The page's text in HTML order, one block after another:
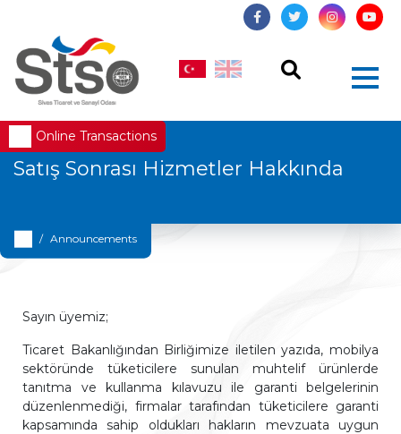
Online Transactions
Satış Sonrası Hizmetler Hakkında
Announcements
Sayın üyemiz;
Ticaret Bakanlığından Birliğimize iletilen yazıda, mobilya
sektöründe tüketicilere sunulan muhtelif ürünlerde
tanıtma ve kullanma kılavuzu ile garanti belgelerinin
düzenlenmediği, firmalar tarafından tüketicilere garanti
kapsamında sahip oldukları hakların mevzuata uygun